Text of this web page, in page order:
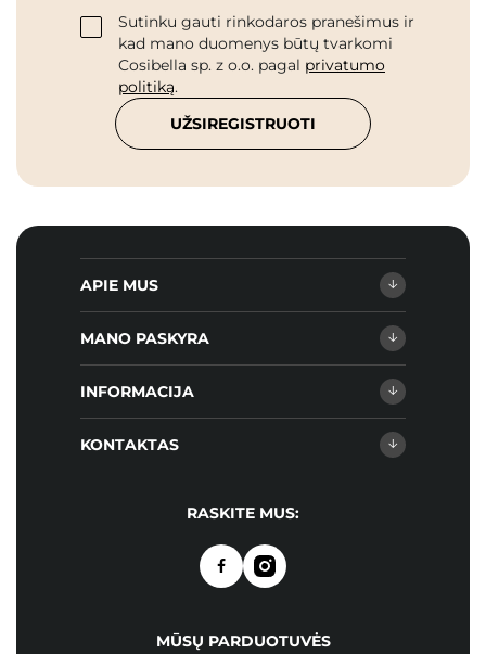
Sutinku gauti rinkodaros pranešimus ir
kad mano duomenys būtų tvarkomi
Cosibella sp. z o.o. pagal privatumo
politiką.
UŽSIREGISTRUOTI
APIE MUS
MANO PASKYRA
INFORMACIJA
KONTAKTAS
RASKITE MUS:
MŪSŲ PARDUOTUVĖS